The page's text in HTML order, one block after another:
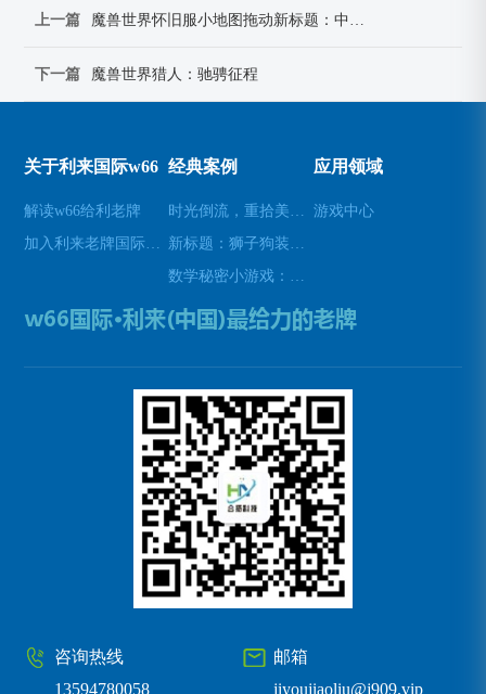
上一篇
下一篇 魔兽世界猎人：驰骋征程
关于利来国际w66
解读w66给利老牌
经典案例 应用领域
游戏中心
邮箱
jiyoujiaoliu@j909.vip
咨询热线
13594780058